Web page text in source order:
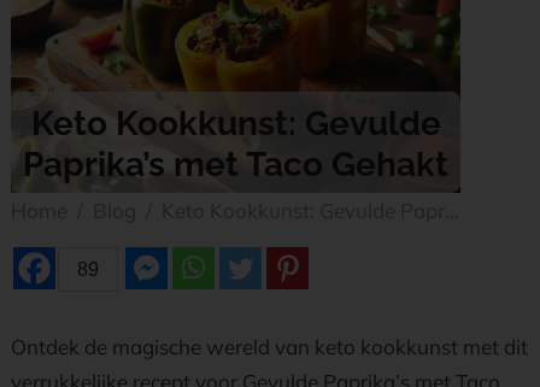
Keto Kookkunst: Gevulde
Paprika’s met Taco Gehakt
89
Ontdek de magische wereld van keto kookkunst met dit
verrukkelijke recept voor Gevulde Paprika’s met Taco